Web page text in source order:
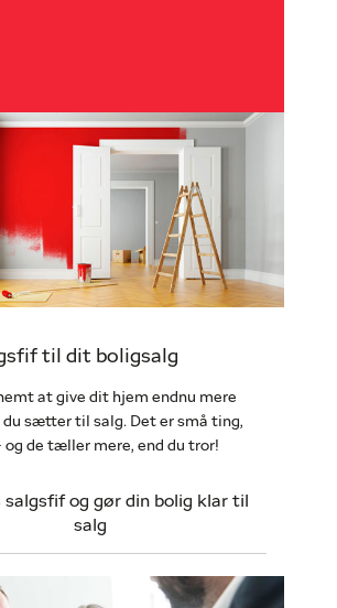
til dit boligsalg
at give dit hjem endnu mere
sætter til salg. Det er små ting,
de tæller mere, end du tror!
salgsfif og gør din bolig klar til
salg